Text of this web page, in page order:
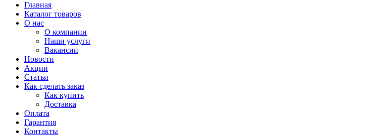
Главная
Каталог товаров
О нас
О компании
Наши услуги
Вакансии
Новости
Акции
Статьи
Как сделать заказ
Как купить
Доставка
Оплата
Гарантия
Контакты